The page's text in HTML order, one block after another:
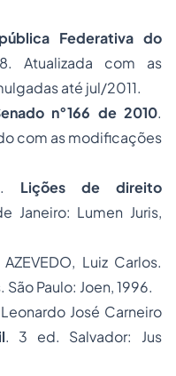
Federativa do
Atualizada com as
até jul/2011.
n°166 de 2010.
com as modificações
Lições de direito
Janeiro: Lumen Juris,
Luiz Carlos.
São Paulo: Joen, 1996.
José Carneiro
. 3 ed. Salvador: Jus